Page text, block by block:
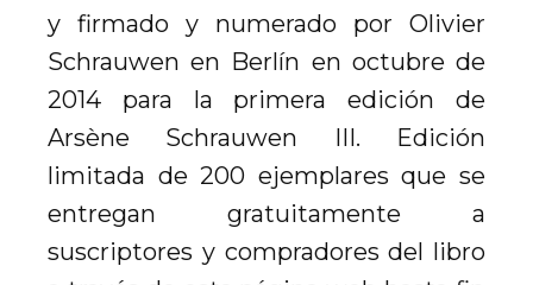
y firmado y numerado por Olivier
Schrauwen en Berlín en octubre de
2014 para la primera edición de
Arsène Schrauwen III. Edición
limitada de 200 ejemplares que se
entregan gratuitamente a
suscriptores y compradores del libro